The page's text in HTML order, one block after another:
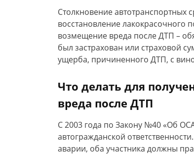
Столкновение автотранспортных
восстановление лакокрасочного
возмещение вреда после ДТП –
был застрахован или страховой
ущерба, причиненного ДТП, с
Что делать для
вреда после ДТП
С 2003 года по Закону №40 «Об
автогражданской
аварии, оба участника должны